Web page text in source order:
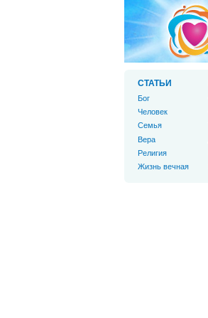
СТАТЬИ
Бог
Человек
Cемья
Вера
Религия
Жизнь вечная